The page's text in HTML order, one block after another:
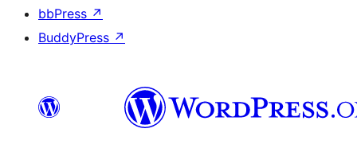
bbPress ↗
BuddyPress ↗